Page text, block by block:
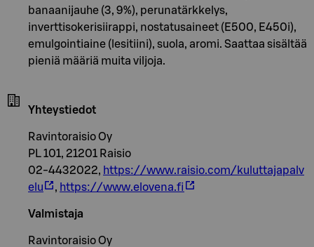
banaanijauhe (3, 9%), perunatärkkelys,
inverttisokerisiirappi, nostatusaineet (E500, E450i),
emulgointiaine (lesitiini), suola, aromi. Saattaa sisältää
pieniä määriä muita viljoja.
Yhteystiedot
Ravintoraisio Oy
PL 101, 21201 Raisio
02-4432022, https://www.raisio.com/kuluttajapalv
elu
, https://www.elovena.fi
Valmistaja
Ravintoraisio Oy